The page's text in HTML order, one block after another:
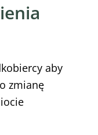
aby
zmianę